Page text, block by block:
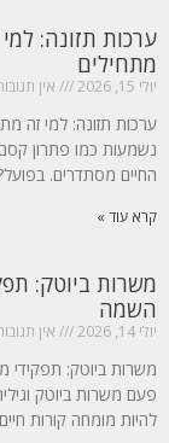
ערכות תזונה:
מתחילים
יולי 15, 2026 אין
ערכות תזונה: למי זה
נשמעות כמו פתרון
החיים מסתדרים.
קרא עוד »
משרות ביוטק:
השמה
יולי 14, 2026 אין
משרות ביוטק:
פעם משרות ביוטק
להיות מומחה קורות